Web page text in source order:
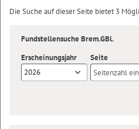
Die Suche auf dieser Seite bietet 3
Fundstellensuche Brem.GBl.
Erscheinungsjahr
2026
Seite